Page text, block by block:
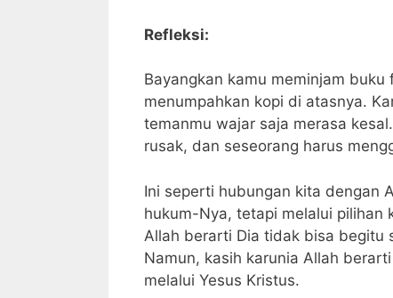
Refleksi:
Bayangkan kamu meminjam
menumpahkan kopi di atasnya.
temanmu wajar saja merasa
rusak, dan seseorang harus
Ini seperti hubungan kita dengan
hukum-Nya, tetapi melalui pilihan
Allah berarti Dia tidak bisa
Namun, kasih karunia Allah
melalui Yesus Kristus.